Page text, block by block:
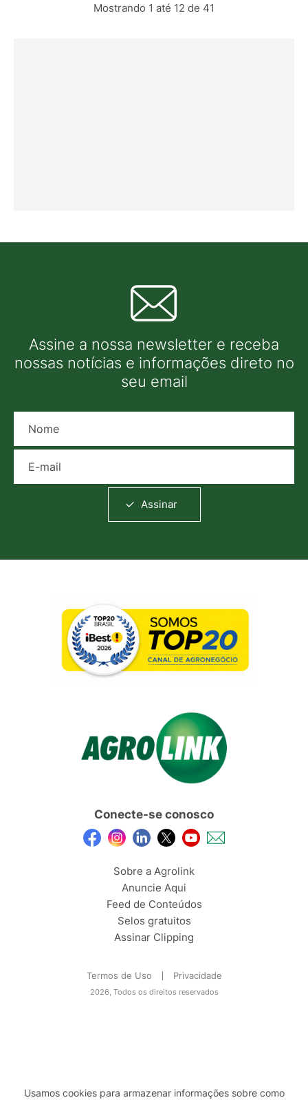
Mostrando 1 até 12 de 41
Assine a nossa newsletter e receba
nossas notícias e informações direto no
seu email
Assinar
Conecte-se conosco
Sobre a Agrolink
Anuncie Aqui
Feed de Conteúdos
Selos gratuitos
Assinar Clipping
Termos de Uso Privacidade
2026, Todos os direitos reservados
Usamos cookies para armazenar informações sobre como